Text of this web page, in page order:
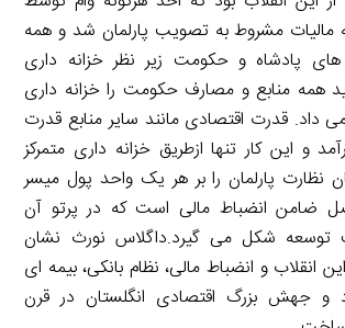
مشروط به تصویب پارلمان شد و همه
های پادشاه و حکومت زیر نظر خزانه داری
همه منابع و مصارف حکومت را خزانه داری
داد. قدرت اقتصادی مانند سایر منابع قدرت
و این کار تنها ازطریق خزانه داری متمرکز
نظارت پارلمان را بر هر یک واحد پول میسر
ضامن انضباط مالی است که در پرتو آن
توسعه شکل می گیرد.داگلاس نورث نشان
انقلاب و انضباط مالی، نظام بانکی، بیمه ای
جهش بزرگ اقتصادی انگلستان در قرن